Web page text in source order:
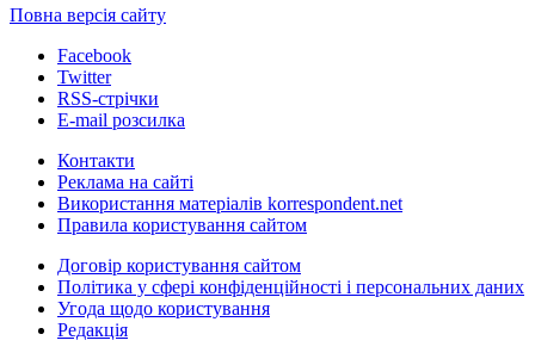
Повна версія сайту
Facebook
Twitter
RSS-стрічки
E-mail розсилка
Контакти
Реклама на сайті
Використання матеріалів korrespondent.net
Правила користування сайтом
Договір користування сайтом
Політика у сфері конфіденційності і персональних даних
Угода щодо користування
Редакція